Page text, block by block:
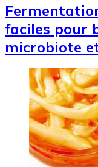
faciles pour
microbiote
Image